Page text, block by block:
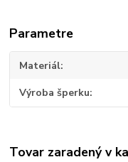
Parametre
Materiál
Výroba šperku
Tovar zaradený v